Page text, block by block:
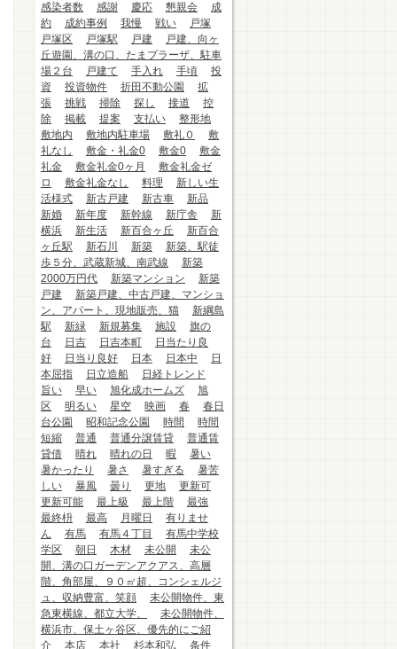
感染者数
感謝 慶応 懇親会
成
約
成約事例 我慢 戦い
戸塚
戸塚区
戸塚駅 戸建
戸建、向ヶ
丘遊園、溝の口、たまプラーザ、駐車
場２台
戸建て 手入れ 手頃
投
資
投資物件 折田不動公園
拡
張
挑戦 掃除 探し 接道
控
除
掲載 提案 支払い
整形地
敷地内
敷地内駐車場 敷礼０
敷
礼なし
敷金・礼金0 敷金0
敷金
礼金
敷金礼金0ヶ月
敷金礼金ゼ
ロ
敷金礼金なし 料理
新しい生
活様式
新古戸建 新古車
新品
新婚
新年度 新幹線 新庁舎
新
横浜
新生活 新百合ヶ丘
新百合
ヶ丘駅
新石川 新築
新築、駅徒
歩５分、武蔵新城、南武線
新築
2000万円代
新築マンション
新築
戸建
新築戸建、中古戸建、マンショ
ン、アパート、現地販売、猫
新綱島
駅
新緑 新規募集 施設
旗の
台
日吉 日吉本町
日当たり良
好
日当り良好 日本 日本中
日
本屈指
日立造船
日経トレンド
旨い
早い 旭化成ホームズ
旭
区
明るい 星空 映画 春
春日
台公園
昭和記念公園 時間
時間
短縮
普通 普通分譲賃貸
普通賃
貸借
晴れ 晴れの日 暇
暑い
暑かったり
暑さ 暑すぎる
暑苦
しい
暴風 曇り 更地
更新可
更新可能
最上級 最上階
最強
最終枡
最高 月曜日
有りませ
ん
有馬 有馬４丁目
有馬中学校
学区
朝日 木材 未公開
未公
開、溝の口ガーデンアクアス、高層
階、角部屋、９０㎡超、コンシェルジ
ュ、収納豊富、笑顔
未公開物件、東
急東横線、都立大学、
未公開物件、
横浜市、保土ヶ谷区、優先的にご紹
介
本店 本社 杉本和弘
条件